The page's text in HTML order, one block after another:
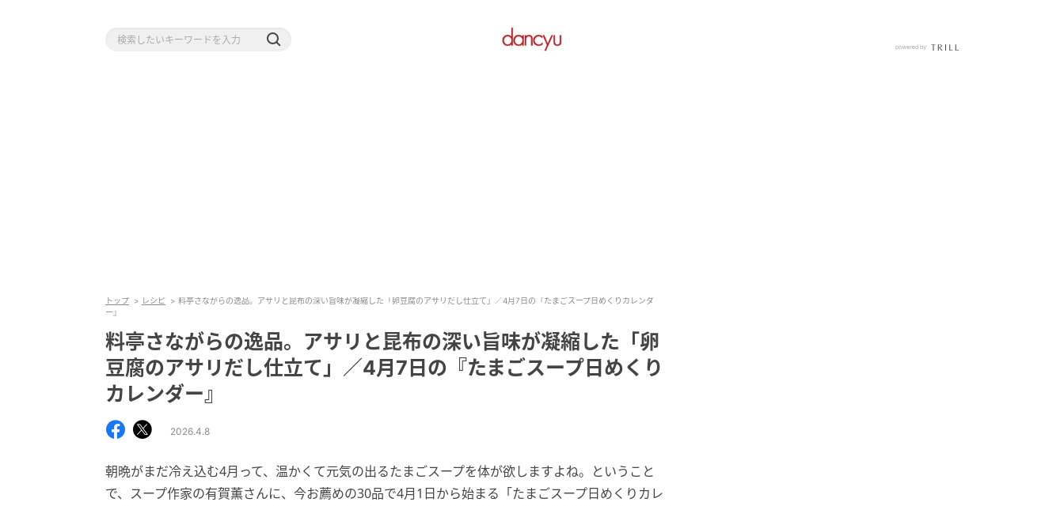
トップ レシピ
料亭さながらの逸品。アサリと昆布の深い旨味が凝縮した「卵豆腐のアサリだし仕立て」／4月7日の『たまごスープ日めくりカレンダ
ー』
料亭さながらの逸品。アサリと昆布の深い旨味が凝縮した「卵
豆腐のアサリだし仕立て」／4月7日の『たまごスープ日めくり
カレンダー』
2026.4.8
朝晩がまだ冷え込む4月って、温かくて元気の出るたまごスープを体が欲しますよね。ということ
で、スープ作家の有賀薫さんに、今お薦めの30品で4月1日から始まる「たまごスープ日めくりカレ